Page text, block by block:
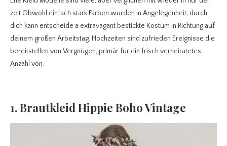
zeit Obwohl einfach stark Farben wurden in Angelegenheit, durch
dich kann entscheide a extravagant bestickte Kostüm in Richtung auf
deinem großen Arbeitstag. Hochzeiten sind zufrieden Ereignisse die
bereitstellen von Vergnügen, primär für ein frisch verheiratetes
Anzahl von.
1. Brautkleid Hippie Boho Vintage